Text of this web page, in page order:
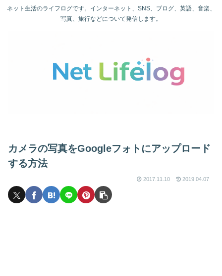
ネット生活のライフログです。インターネット、SNS、ブログ、英語、音楽、
写真、旅行などについて発信します。
カメラの写真をGoogleフォトにアップロード
する方法
2017.11.10 2019.04.07